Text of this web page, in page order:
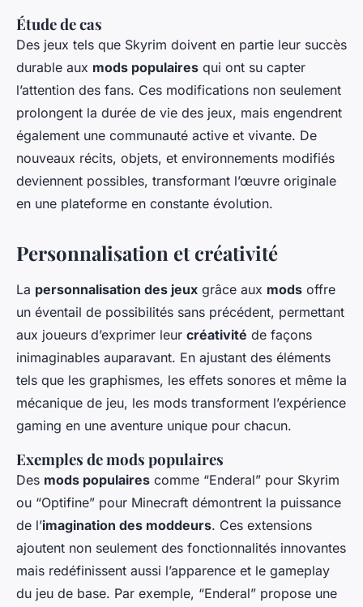
Étude de cas
Des jeux tels que Skyrim doivent en partie leur succès
durable aux mods populaires qui ont su capter
l’attention des fans. Ces modifications non seulement
prolongent la durée de vie des jeux, mais engendrent
également une communauté active et vivante. De
nouveaux récits, objets, et environnements modifiés
deviennent possibles, transformant l’œuvre originale
en une plateforme en constante évolution.
Personnalisation et créativité
La personnalisation des jeux grâce aux mods offre
un éventail de possibilités sans précédent, permettant
aux joueurs d’exprimer leur créativité de façons
inimaginables auparavant. En ajustant des éléments
tels que les graphismes, les effets sonores et même la
mécanique de jeu, les mods transforment l’expérience
gaming en une aventure unique pour chacun.
Exemples de mods populaires
Des mods populaires comme “Enderal” pour Skyrim
ou “Optifine” pour Minecraft démontrent la puissance
de l’imagination des moddeurs. Ces extensions
ajoutent non seulement des fonctionnalités innovantes
mais redéfinissent aussi l’apparence et le gameplay
du jeu de base. Par exemple, “Enderal” propose une